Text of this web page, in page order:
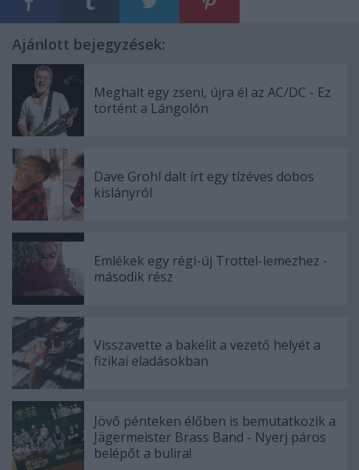
Ajánlott bejegyzések:
Meghalt egy zseni, újra él az AC/DC - Ez
történt a Lángolón
Dave Grohl dalt írt egy tízéves dobos
kislányról
Emlékek egy régi-új Trottel-lemezhez -
második rész
Visszavette a bakelit a vezető helyét a
fizikai eladásokban
Jövő pénteken élőben is bemutatkozik a
Jägermeister Brass Band - Nyerj páros
belépőt a bulira!